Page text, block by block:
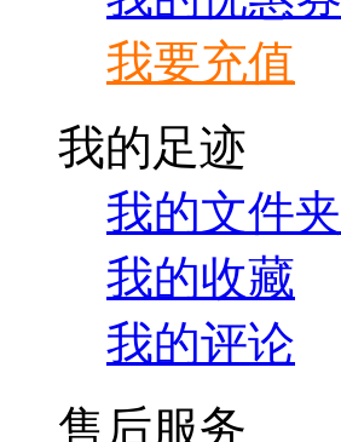
我要充值
我的足迹
我的文件夹
我的收藏
我的评论
售后服务